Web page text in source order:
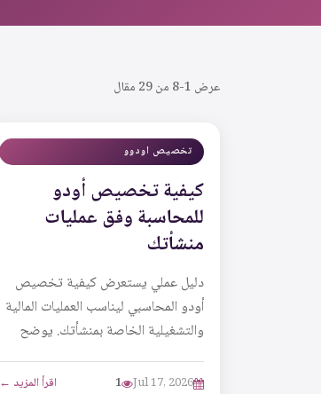
عرض 1-8 من 29 مقال
تخصيص اودوو
كيفية تخصيص أودو
للمحاسبة وفق عمليات
منشأتك
دليل عملي يستعرض كيفية تخصيص
أودو المحاسبي ليناسب العمليات المالية
والتشغيلية الخاصة بمنشأتك. يوضح
المقال الفرق بين التهيئة والتطوير
المخصص، وأهمية تح...
Jul 17, 2026
1 اقرأ المزيد ←